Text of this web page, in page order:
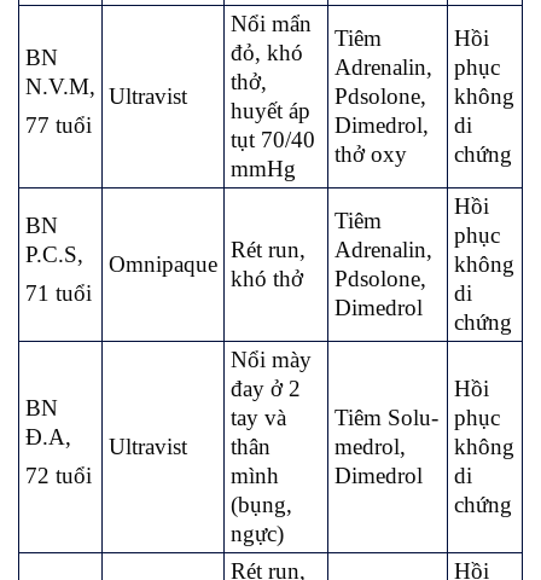
BN
N.V.M,
77 tuổi
Ultravist
Nổi mẩn
đỏ, khó
thở,
huyết áp
tụt 70/40
mmHg
Tiêm
Adrenalin,
Pdsolone,
Dimedrol,
thở oxy
Hồi
phục
không
di
chứng
BN
P.C.S,
71 tuổi
Omnipaque
Rét run,
khó thở
Tiêm
Adrenalin,
Pdsolone,
Dimedrol
Hồi
phục
không
di
chứng
BN
Đ.A,
72 tuổi
Ultravist
Nổi mày
đay ở 2
tay và
thân
mình
(bụng,
ngực)
Tiêm Solu-
medrol,
Dimedrol
Hồi
phục
không
di
chứng
Rét run,
Hồi